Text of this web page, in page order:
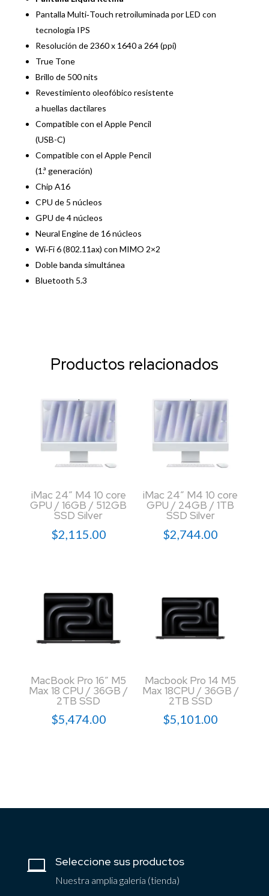
Pantalla Multi‑Touch retroiluminada por LED con
tecnología IPS
Resolución de 2360 x 1640 a 264 (ppi)
True Tone
Brillo de 500 nits
Revestimiento oleofóbico resistente
a huellas dactilares
Compatible con el Apple Pencil
(USB-C)
Compatible con el Apple Pencil
(1.ª generación)
Chip A16
CPU de 5 núcleos
GPU de 4 núcleos
Neural Engine de 16 núcleos
Wi‑Fi 6 (802.11ax) con MIMO 2×2
Doble banda simultánea
Bluetooth 5.3
Productos relacionados
iMac 24″ M4 10 core
GPU / 16GB / 512GB
SSD Silver
$2,115.00
iMac 24″ M4 10 core
GPU / 24GB / 1TB
SSD Silver
$2,744.00
MacBook Pro 16″ M5
Max 18 CPU / 36GB /
2TB SSD
$5,474.00
Macbook Pro 14 M5
Max 18CPU / 36GB /
2TB SSD
$5,101.00
 Seleccione sus productos
Nuestra amplia galería (tienda)